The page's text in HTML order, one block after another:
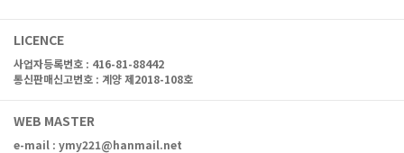
LICENCE
사업자등록번호 : 416-81-88442
통신판매신고번호 : 계양 제2018-108호
WEB MASTER
e-mail : ymy221@hanmail.net